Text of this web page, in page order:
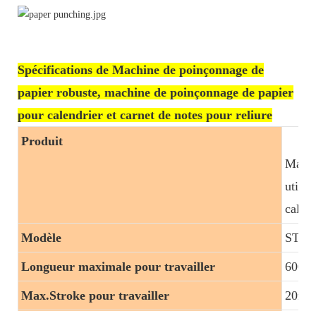
Spécifications de Machine de poinçonnage de
papier robuste, machine de poinçonnage de papier
pour calendrier et carnet de notes pour reliure
Produit
utile,
Modèle ST-03
Longueur maximale pour travailler
Max.Stroke pour travailler